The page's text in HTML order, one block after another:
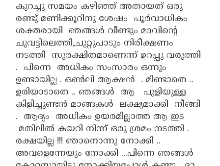
കുറച്ചു സമയം കഴിഞ്ഞ് അതായത് ഒരു
രണ്ടു് മണിക്കൂറിനു ശേഷം പൂർവാധികം
ശക്തരായി ഞങ്ങൾ വീണ്ടും മാവിന്റെ
ചുവട്ടിലെത്തി,ചുറ്റുപാടും നിരീക്ഷണം
നടത്തി സുരക്ഷിതമാണെന്ന് ഉറപ്പു വരുത്തി
. പിന്നെ അധികം സംസാരം ഒന്നും
ഉണ്ടായില്ല . ഒൺലി ആക്ഷൻ . മിണ്ടാതെ ..
ഉരിയാടാതെ .. ഞങ്ങൾ ആ പുളിയുള്ള
കിളിച്ചുണ്ടൻ മാങ്ങകൾ ലക്ഷ്യമാക്കി നീങ്ങി
. ആദ്യം അധികം ഉയരമില്ലാത്ത ആ ഇട
മതിലിൽ കയറി നിന്ന് ഒരു ശ്രമം നടത്തി .
രക്ഷയില്ല !!! ഞാനൊന്നു നോക്കി ..
അവളെന്നേയും നോക്കി ...പിന്നെ ഞങ്ങൾ